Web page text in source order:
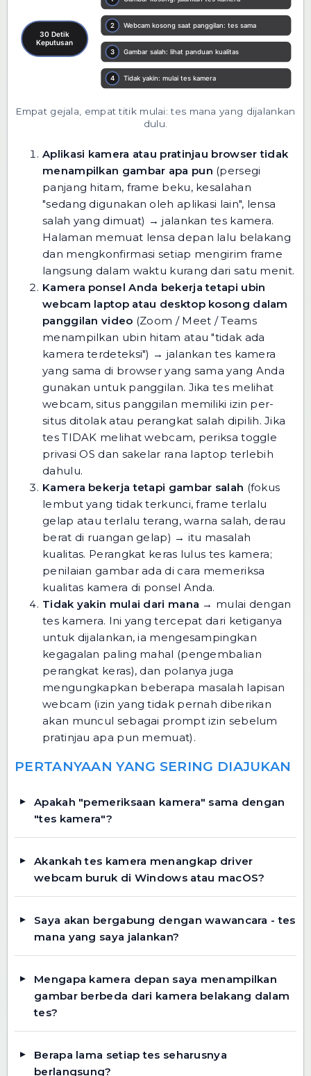
Empat gejala, empat titik mulai: tes mana yang dijalankan
dulu.
Aplikasi kamera atau pratinjau browser tidak
menampilkan gambar apa pun (persegi
panjang hitam, frame beku, kesalahan
"sedang digunakan oleh aplikasi lain", lensa
salah yang dimuat) → jalankantes kamera.
Halaman memuat lensa depan lalu belakang
dan mengkonfirmasi setiap mengirim frame
langsung dalam waktu kurang dari satu menit.
Kamera ponsel Anda bekerja tetapi ubin
webcam laptop atau desktop kosong dalam
panggilan video (Zoom / Meet / Teams
menampilkan ubin hitam atau "tidak ada
kamera terdeteksi") → jalankantes kamera
yang sama di browser yang sama yang Anda
gunakan untuk panggilan. Jika tes melihat
webcam, situs panggilan memiliki izin per-
situs ditolak atau perangkat salah dipilih. Jika
tes TIDAK melihat webcam, periksa toggle
privasi OS dan sakelar rana laptop terlebih
dahulu.
Kamera bekerja tetapi gambar salah (fokus
lembut yang tidak terkunci, frame terlalu
gelap atau terlalu terang, warna salah, derau
berat di ruangan gelap) → itu masalah
kualitas. Perangkat keras lulus tes kamera;
penilaian gambar ada di cara memeriksa
kualitas kamera di ponsel Anda.
Tidak yakin mulai dari mana → mulai dengan
tes kamera. Ini yang tercepat dari ketiganya
untuk dijalankan, ia mengesampingkan
kegagalan paling mahal (pengembalian
perangkat keras), dan polanya juga
mengungkapkan beberapa masalah lapisan
webcam (izin yang tidak pernah diberikan
akan muncul sebagai prompt izin sebelum
pratinjau apa pun memuat).
PERTANYAAN YANG SERING DIAJUKAN
Apakah "pemeriksaan kamera" sama dengan
"tes kamera"?
Akankah tes kamera menangkap driver
webcam buruk di Windows atau macOS?
Saya akan bergabung dengan wawancara - tes
mana yang saya jalankan?
Mengapa kamera depan saya menampilkan
gambar berbeda dari kamera belakang dalam
tes?
Berapa lama setiap tes seharusnya
berlangsung?